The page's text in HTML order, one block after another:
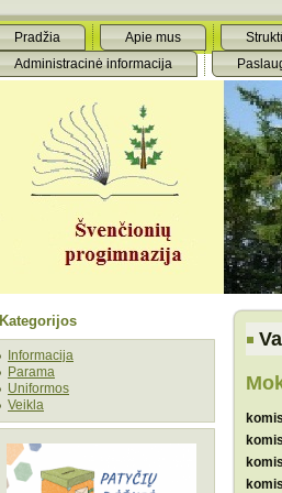
Pradžia Apie mus
Administracinė informacija
Kategorijos
Informacija
Parama
Uniformos
Veikla